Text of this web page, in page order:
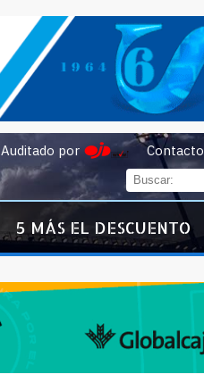
Auditado por Contacto
5 MÁS EL DESCUENTO